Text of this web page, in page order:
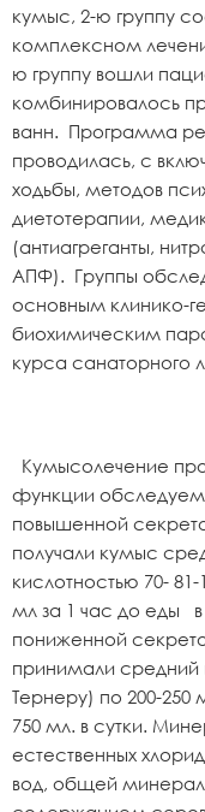
кумыс, 2-ю группу
комплексном
ю группу вошли
комбинировалось
ванн. Программа
проводилась, с
ходьбы, методов
диетотерапии,
(антиагреганты,
АПФ). Группы
основным клинико-
биохимическим
курса санаторного
Кумысолечение
функции
повышенной
получали кумыс
кислотностью 70-
мл за 1 час до еды в
пониженной
принимали средний
Тернеру) по 200-250
750 мл. в сутки.
естественных
вод, общей